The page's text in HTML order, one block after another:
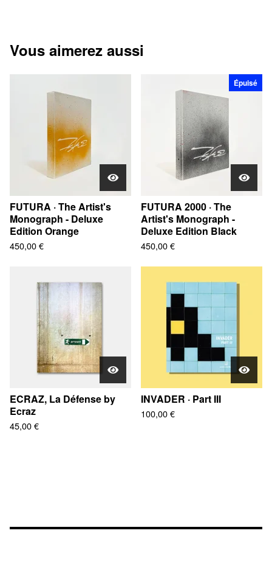
Vous aimerez aussi
FUTURA · The Artist's
Monograph - Deluxe
Edition Orange
450,00€
Épuisé
FUTURA 2000 · The
Artist's Monograph -
Deluxe Edition Black
450,00€
ECRAZ, La Défense by
Ecraz
45,00€
INVADER · Part III
100,00€